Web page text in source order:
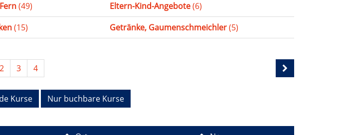
(49) Eltern-Kind-Angebote(6)
(15) Getränke, Gaumenschmeichler(5)
2 3 4
Kurse Nur buchbare Kurse